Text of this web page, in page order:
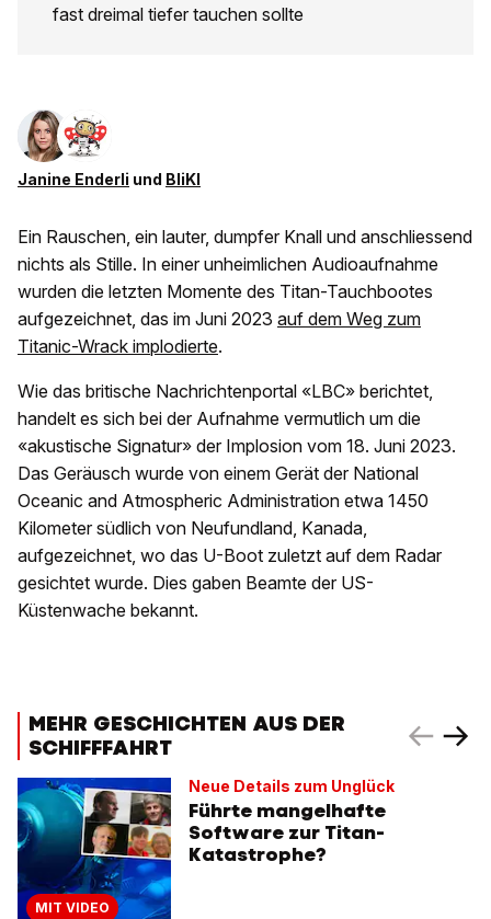
fast dreimal tiefer tauchen sollte
Janine Enderli und BliKI
Ein Rauschen, ein lauter, dumpfer Knall und anschliessend
nichts als Stille. In einer unheimlichen Audioaufnahme
wurden die letzten Momente des Titan-Tauchbootes
aufgezeichnet, das im Juni 2023 auf dem Weg zum
Titanic-Wrack implodierte.
Wie das britische Nachrichtenportal «LBC» berichtet,
handelt es sich bei der Aufnahme vermutlich um die
«akustische Signatur» der Implosion vom 18. Juni 2023.
Das Geräusch wurde von einem Gerät der National
Oceanic and Atmospheric Administration etwa 1450
Kilometer südlich von Neufundland, Kanada,
aufgezeichnet, wo das U-Boot zuletzt auf dem Radar
gesichtet wurde. Dies gaben Beamte der US-
Küstenwache bekannt.
MEHR GESCHICHTEN AUS DER
SCHIFFFAHRT
MIT VIDEO
Neue Details zum Unglück
Führte mangelhafte
Software zur Titan-
Katastrophe?